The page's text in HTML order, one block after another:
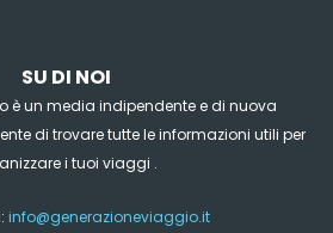
SU DI NOI
è un media indipendente e di nuova
di trovare tutte le informazioni utili per
i tuoi viaggi .
info@generazioneviaggio.it